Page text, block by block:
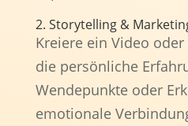
2. Storytelling &
Kreiere ein Video
die persönliche
Wendepunkte oder
emotionale